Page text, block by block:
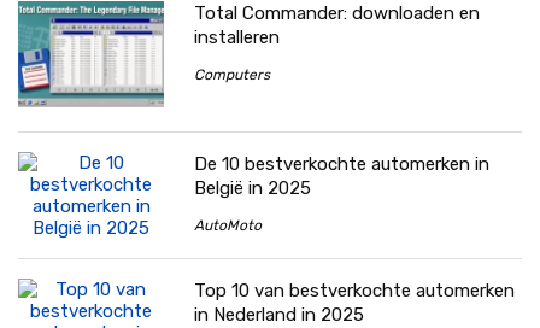
Total Commander: downloaden en
installeren
Computers
De 10 bestverkochte automerken in
België in 2025
AutoMoto
Top 10 van bestverkochte automerken
in Nederland in 2025